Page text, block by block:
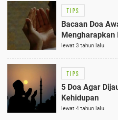
TIPS
Bacaan Doa
lewat 3 tahun lalu
TIPS
5 Doa Agar
Kehidupan
lewat 4 tahun lalu